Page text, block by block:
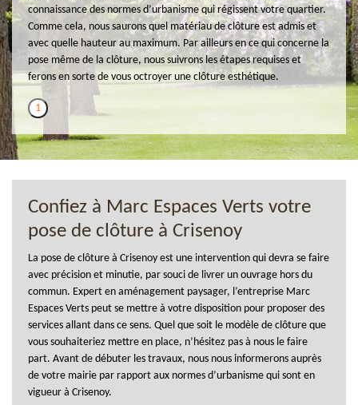
connaissance des normes d’urbanisme qui régissent votre quartier.
Comme cela, nous saurons quel matériau de clôture est admis et
avec quelle hauteur au maximum. Par ailleurs en ce qui concerne la
pose même de la clôture, nous suivrons les étapes requises et
ferons en sorte de vous octroyer une clôture esthétique.
1
Confiez à Marc Espaces Verts votre
pose de clôture à Crisenoy
La pose de clôture à Crisenoy est une intervention qui devra se faire
avec précision et minutie, par souci de livrer un ouvrage hors du
commun. Expert en aménagement paysager, l’entreprise Marc
Espaces Verts peut se mettre à votre disposition pour proposer des
services allant dans ce sens. Quel que soit le modèle de clôture que
vous souhaiteriez mettre en place, n’hésitez pas à nous le faire
part. Avant de débuter les travaux, nous nous informerons auprès
de votre mairie par rapport aux normes d’urbanisme qui sont en
vigueur à Crisenoy.